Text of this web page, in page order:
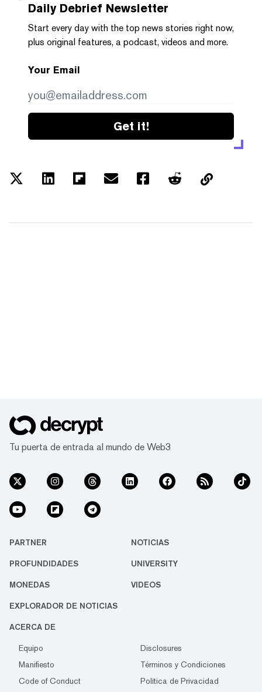
Daily Debrief Newsletter
Start every day with the top news stories right now,
plus original features, a podcast, videos and more.
Your Email
Get it!
Tu puerta de entrada al mundo de Web3
PARTNER NOTICIAS
PROFUNDIDADES UNIVERSITY
MONEDAS VIDEOS
EXPLORADOR DE NOTICIAS
ACERCA DE
Equipo
Disclosures
Manifiesto
Términos y Condiciones
Code of Conduct
Política de Privacidad